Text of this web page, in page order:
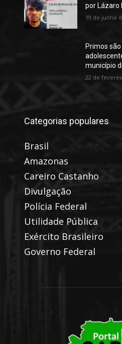
por Lázaro
19 de junho
Primos
município
22 de
Categorias populares
Brasil
Amazonas
Careiro Castanho
Divulgação
Polícia Federal
Utilidade Pública
Exército Brasileiro
Governo Federal